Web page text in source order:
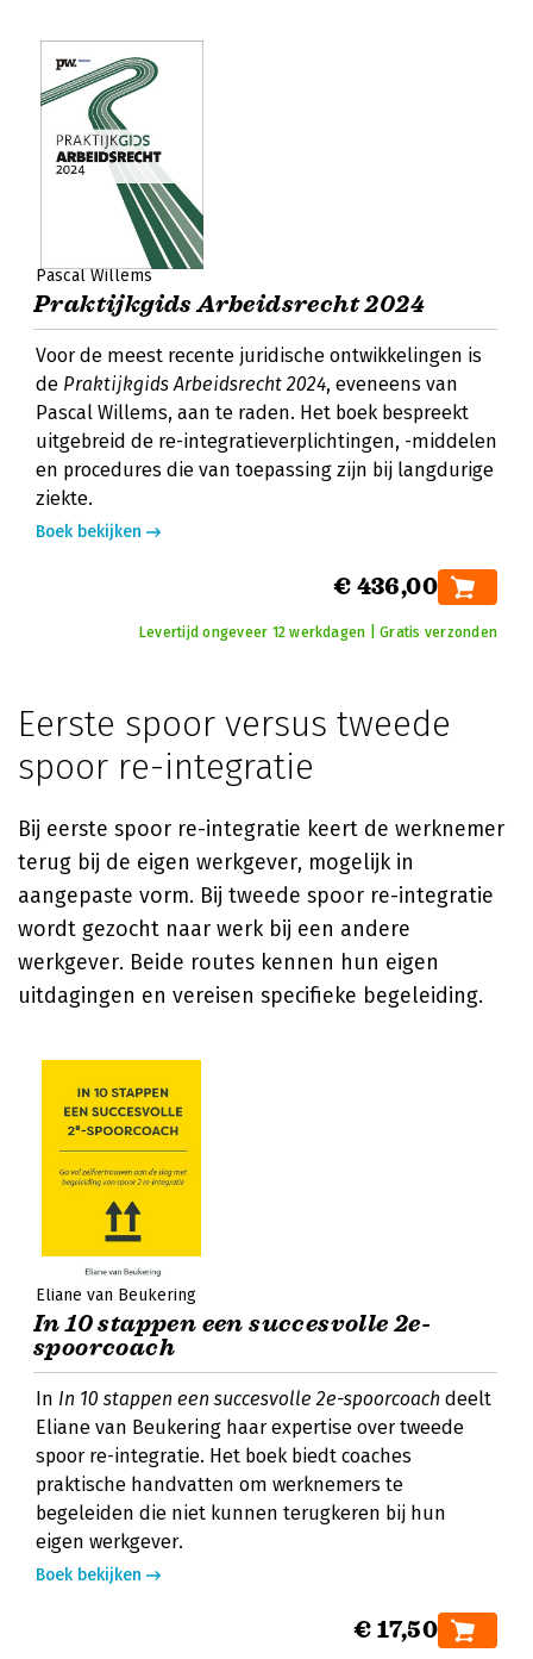
Pascal Willems
Praktijkgids Arbeidsrecht 2024
Voor de meest recente juridische ontwikkelingen is
de Praktijkgids Arbeidsrecht 2024, eveneens van
Pascal Willems, aan te raden. Het boek bespreekt
uitgebreid de re-integratieverplichtingen, -middelen
en procedures die van toepassing zijn bij langdurige
ziekte.
Boek bekijken
€ 436,00
Levertijd ongeveer 12 werkdagen | Gratis verzonden
Eerste spoor versus tweede
spoor re-integratie
Bij eerste spoor re-integratie keert de werknemer
terug bij de eigen werkgever, mogelijk in
aangepaste vorm. Bij tweede spoor re-integratie
wordt gezocht naar werk bij een andere
werkgever. Beide routes kennen hun eigen
uitdagingen en vereisen specifieke begeleiding.
Eliane van Beukering
In 10 stappen een succesvolle 2e-
spoorcoach
In In 10 stappen een succesvolle 2e-spoorcoach deelt
Eliane van Beukering haar expertise over tweede
spoor re-integratie. Het boek biedt coaches
praktische handvatten om werknemers te
begeleiden die niet kunnen terugkeren bij hun
eigen werkgever.
Boek bekijken
€ 17,50